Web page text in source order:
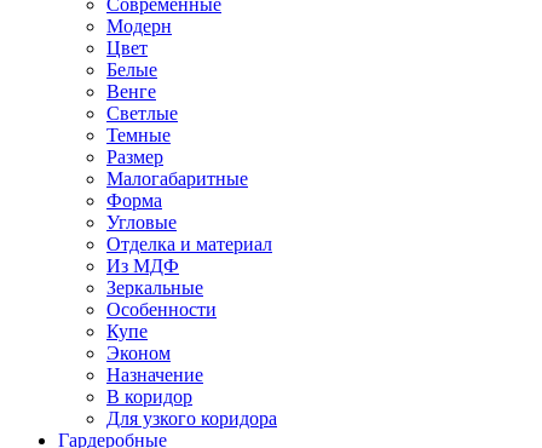
Современные
Модерн
Цвет
Белые
Венге
Светлые
Темные
Размер
Малогабаритные
Форма
Угловые
Отделка и материал
Из МДФ
Зеркальные
Особенности
Купе
Эконом
Назначение
В коридор
Для узкого коридора
Гардеробные